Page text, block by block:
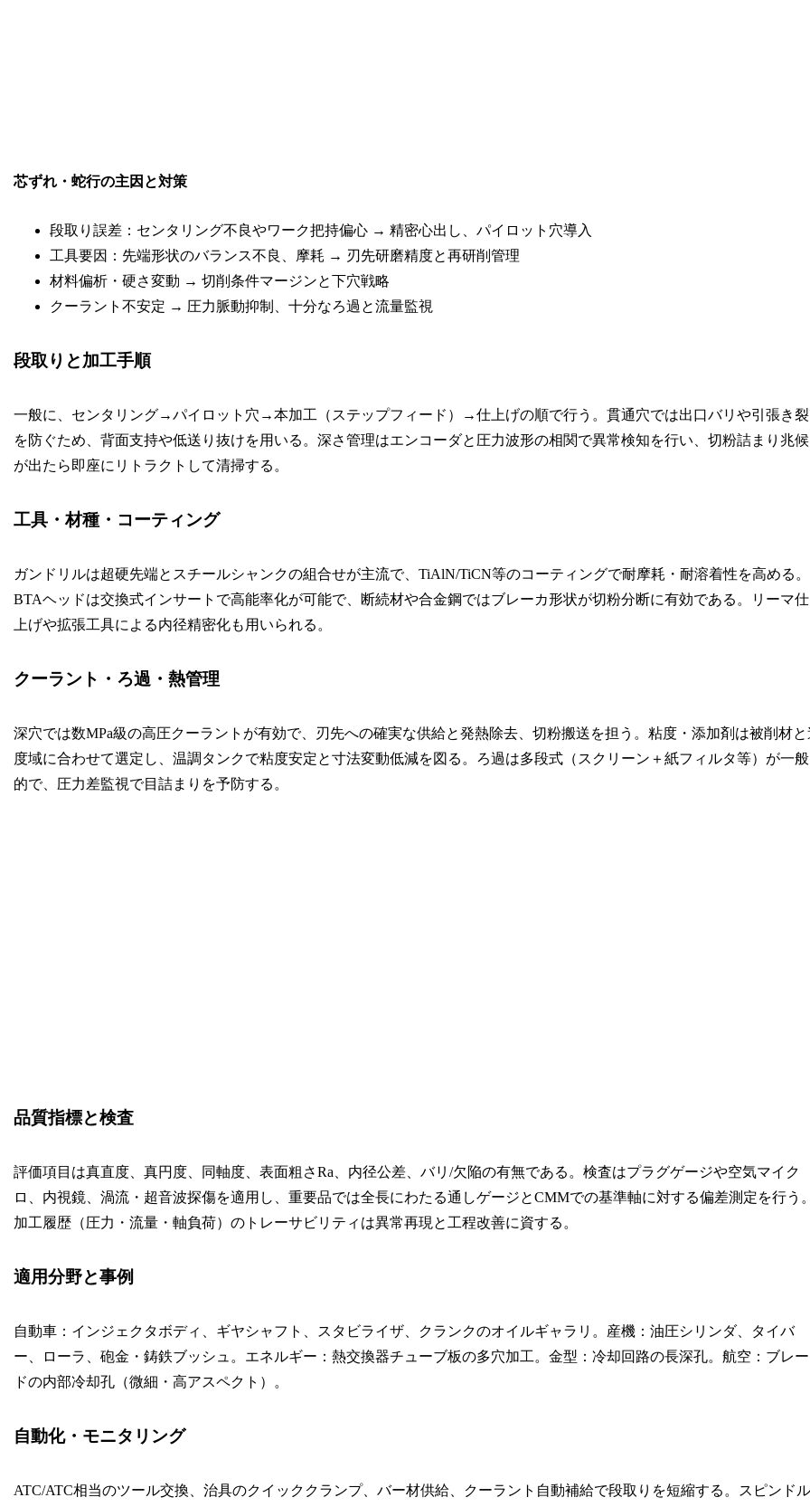
芯ずれ・蛇行の主因と対策
段取り誤差：センタリング不良やワーク把持偏心 → 精密心出し、パイロット穴導入
工具要因：先端形状のバランス不良、摩耗 → 刃先研磨精度と再研削管理
材料偏析・硬さ変動 → 切削条件マージンと下穴戦略
クーラント不安定 → 圧力脈動抑制、十分なろ過と流量監視
段取りと加工手順
一般に、センタリング→パイロット穴→本加工（ステップフィード）→仕上げの順で行う。貫通穴では出口バリや引張き裂
を防ぐため、背面支持や低送り抜けを用いる。深さ管理はエンコーダと圧力波形の相関で異常検知を行い、切粉詰まり兆候
が出たら即座にリトラクトして清掃する。
工具・材種・コーティング
ガンドリルは超硬先端とスチールシャンクの組合せが主流で、TiAlN/TiCN等のコーティングで耐摩耗・耐溶着性を高める。
BTAヘッドは交換式インサートで高能率化が可能で、断続材や合金鋼ではブレーカ形状が切粉分断に有効である。リーマ仕
上げや拡張工具による内径精密化も用いられる。
クーラント・ろ過・熱管理
深穴では数MPa級の高圧クーラントが有効で、刃先への確実な供給と発熱除去、切粉搬送を担う。粘度・添加剤は被削材と
度域に合わせて選定し、温調タンクで粘度安定と寸法変動低減を図る。ろ過は多段式（スクリーン＋紙フィルタ等）が一般
的で、圧力差監視で目詰まりを予防する。
品質指標と検査
評価項目は真直度、真円度、同軸度、表面粗さRa、内径公差、バリ/欠陥の有無である。検査はプラグゲージや空気マイク
ロ、内視鏡、渦流・超音波探傷を適用し、重要品では全長にわたる通しゲージとCMMでの基準軸に対する偏差測定を行う
加工履歴（圧力・流量・軸負荷）のトレーサビリティは異常再現と工程改善に資する。
適用分野と事例
自動車：インジェクタボディ、ギヤシャフト、スタビライザ、クランクのオイルギャラリ。産機：油圧シリンダ、タイバ
ー、ローラ、砲金・鋳鉄ブッシュ。エネルギー：熱交換器チューブ板の多穴加工。金型：冷却回路の長深孔。航空：ブレー
ドの内部冷却孔（微細・高アスペクト）。
自動化・モニタリング
ATC/ATC相当のツール交換、治具のクイッククランプ、バー材供給、クーラント自動補給で段取りを短縮する。スピンドル